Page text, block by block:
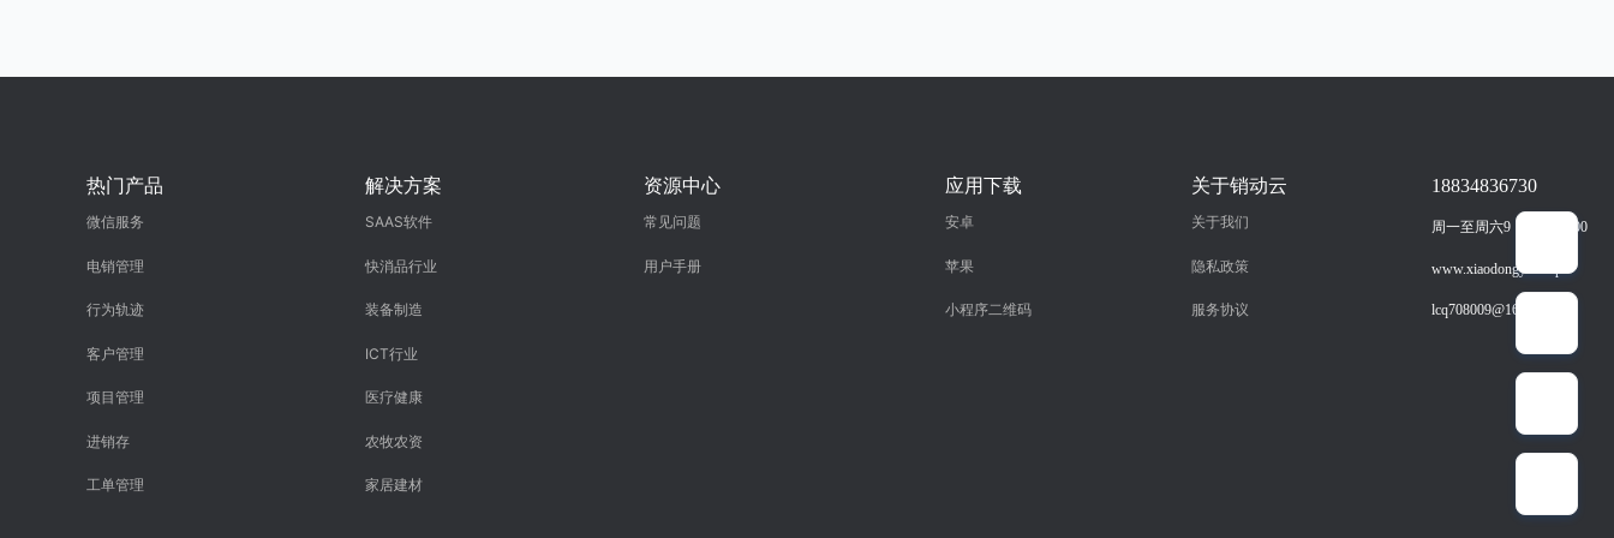
热门产品
微信服务
电销管理
行为轨迹
客户管理
项目管理
进销存
工单管理
解决方案
SAAS软件
快消品行业
装备制造
ICT行业
医疗健康
农牧农资
家居建材
资源中心
常见问题
用户手册
应用下载
安卓
苹果
小程序二维码
关于销动云
关于我们
隐私政策
服务协议
18834836730
周一至周六9：00-18：00
www.xiaodongyun.vip
lcq708009@163.com